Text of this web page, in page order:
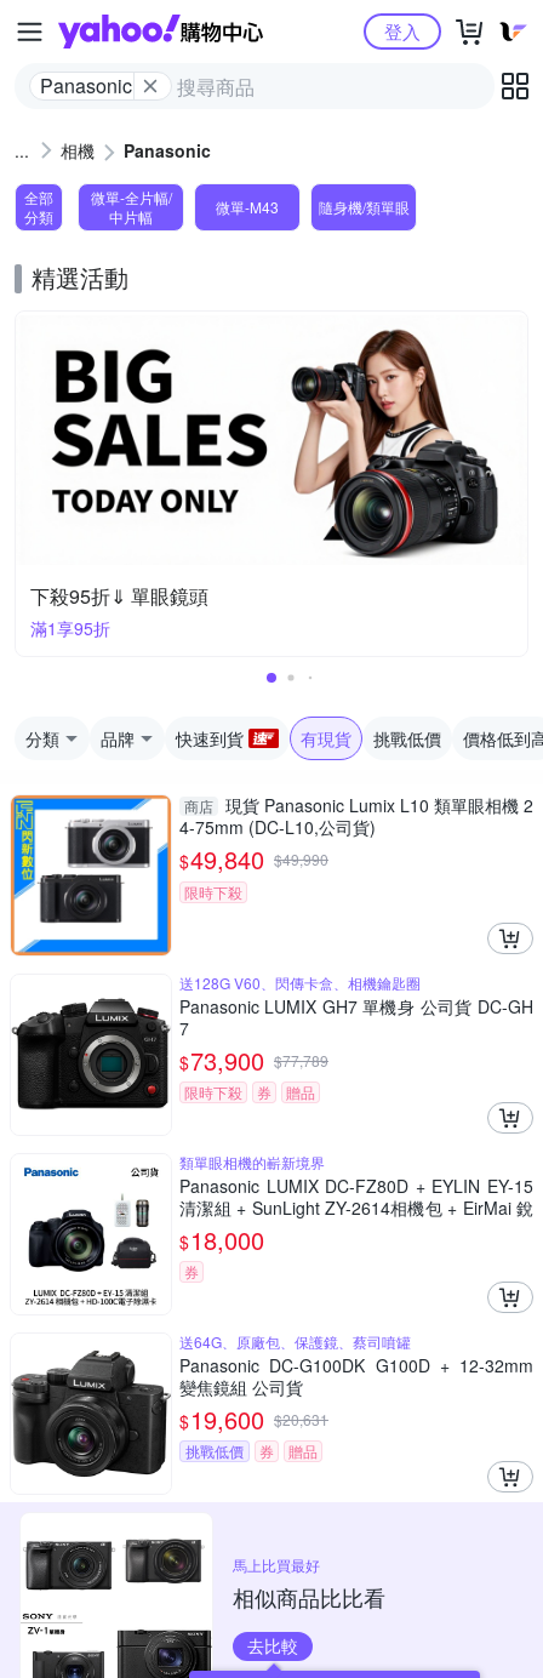
Yahoo購物中心
Panasonic
登入
相機 Panasonic
全部
分類
微單-全片幅/
中片幅
微單-M43 隨身機/類單眼
精選活動
下殺95折⇓ 單眼鏡頭
滿1享95折
分類 品牌 快速到貨 有現貨 挑戰低價 價格低到
商店 現貨 Panasonic Lumix L10 類單眼相機 2
4-75mm (DC-L10,公司貨)
$49,840 $49,990
限時下殺
送128G V60、閃傳卡盒、相機鑰匙圈
Panasonic LUMIX GH7 單機身 公司貨 DC-GH
7
$73,900 $77,789
限時下殺
券 贈品
類單眼相機的嶄新境界
Panasonic LUMIX DC-FZ80D + EYLIN EY-15
清潔組 + SunLight ZY-2614相機包 + EirMai 銳
瑪 HD-100C電子除濕卡 FZ80D (公司貨)
$18,000
券
送64G、原廠包、保護鏡、蔡司噴罐
Panasonic DC-G100DK G100D + 12-32mm
變焦鏡組 公司貨
$19,600 $20,631
挑戰低價
券 贈品
馬上比買最好
相似商品比比看
去比較